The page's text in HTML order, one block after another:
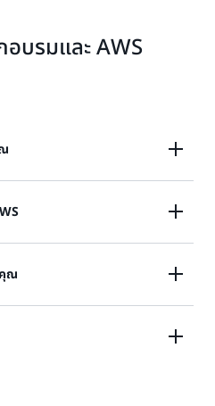
อบรมและ AWS
ด้วยตนเองที่ใช้งานได้ตาม
ชิงโต้ตอบที่มีให้บริการตาม
ยนรู้แนวทางปฏิบัติที่ดีที่สุด
ณ
ที่แนะนำสำหรับโดเมนหรือบทบาท